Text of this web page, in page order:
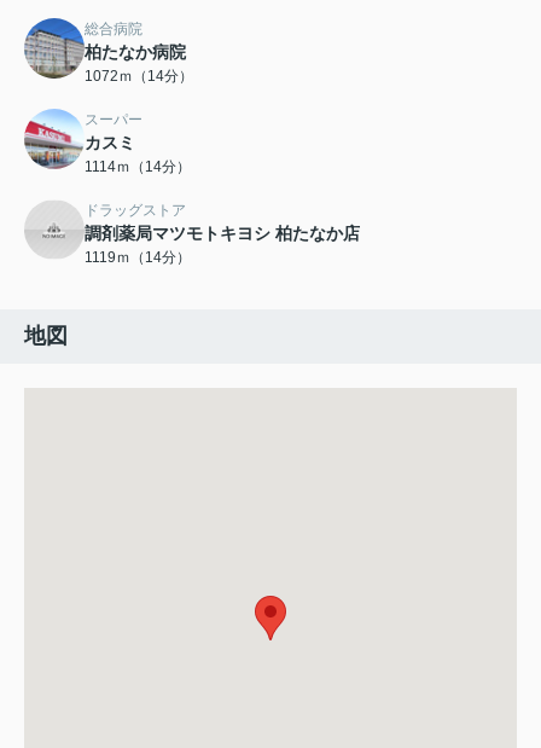
総合病院
柏たなか病院
1072ｍ（14分）
スーパー
カスミ
1114ｍ（14分）
ドラッグストア
調剤薬局マツモトキヨシ 柏たなか店
1119ｍ（14分）
地図